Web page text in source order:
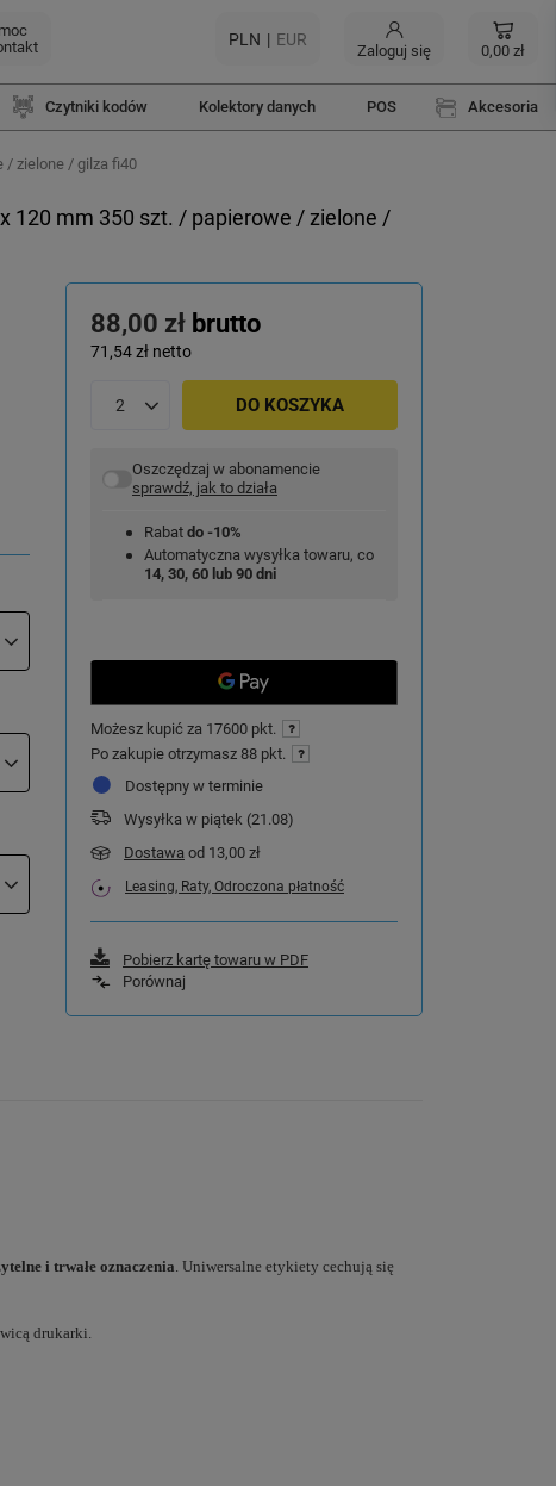
PLN EUR
Zaloguj się 0,00 zł
Czytniki kodów Kolektory danych POS Akcesoria
/ zielone / gilza fi40
120 mm 350 szt. / papierowe / zielone /
88,00 zł brutto
71,54 zł netto
DO KOSZYKA
Oszczędzaj w abonamencie
sprawdź, jak to działa
Rabat do -10%
Automatyczna wysyłka towaru, co
14, 30, 60 lub 90 dni
Możesz kupić za 17600 pkt.
Po zakupie otrzymasz 88 pkt.
Dostępny w terminie
Wysyłka w piątek (21.08)
Dostawa od 13,00 zł
Leasing, Raty, Odroczona płatność
Pobierz kartę towaru w PDF
Porównaj
i trwałe oznaczenia. Uniwersalne etykiety cechują się
drukarki.